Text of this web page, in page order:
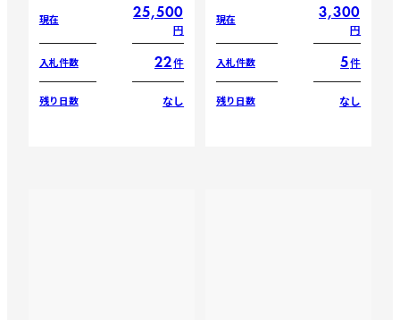
現在 25,500
円
入札件数 22件
残り日数 なし
現在 3,300
円
入札件数 5件
残り日数 なし